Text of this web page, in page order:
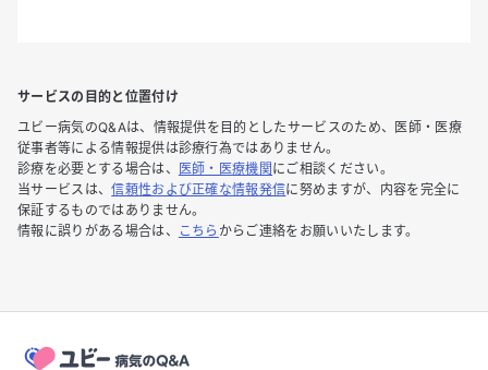
サービスの目的と位置付け
ユビー病気のQ&Aは、情報提供を目的としたサービスのため、医師・医療
従事者等による情報提供は診療行為ではありません。
診療を必要とする場合は、
医師・医療機関 にご相談ください。
当サービスは、信頼性および正確な情報発信に努めますが、内容を完全に
保証するものではありません。
情報に誤りがある場合は、
こちら からご連絡をお願いいたします。